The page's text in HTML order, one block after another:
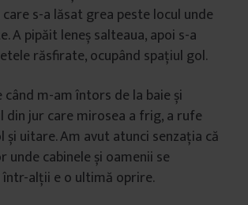
s-a lăsat grea peste locul unde
A pipăit leneș salteaua, apoi s-a
răsfirate, ocupând spațiul gol.
m-am întors de la baie și
din jur care mirosea a frig, a rufe
și uitare. Am avut atunci senzația că
cabinele și oamenii se
într-alții e o ultimă oprire.